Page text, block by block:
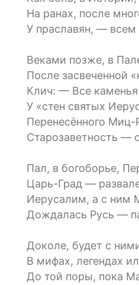
На ранах, после
У праславян, —
Веками позже, в
После засвеченной
Клич: — Все
У «стен святых
Перенесённого
Старозаветность —
Пал, в богоборье,
Царь-Град —
Иерусалим, а с ним
Дождалась Русь —
Доколе, будет с
В мифах, легендах
До той поры, пока